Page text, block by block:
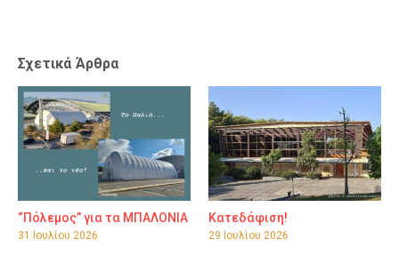
Σχετικά Άρθρα
“Πόλεμος” για τα ΜΠΑΛΟΝΙΑ
31 Ιουλίου 2026
Κατεδάφιση!
29 Ιουλίου 2026